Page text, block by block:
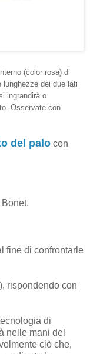
(color rosa) di
dei due lati
ingrandirà o
Osservate con
del palo con
fine di confrontarle
rispondendo con
di
nelle mani del
ciò che,